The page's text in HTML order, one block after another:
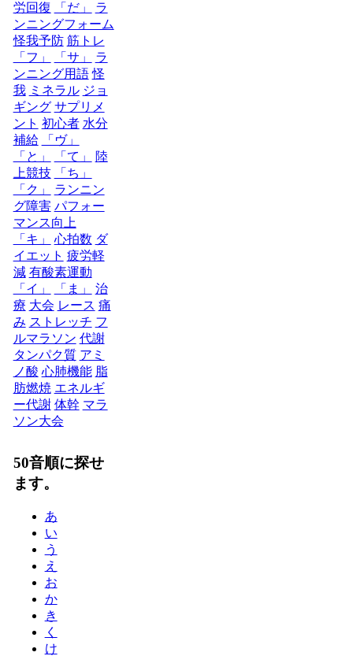
労回復
「だ」
ラ
ンニングフォーム
怪我予防 筋トレ
「フ」
「サ」
ラ
ンニング用語 怪
我 ミネラル ジョ
ギング サプリメ
ント 初心者 水分
補給
「ヴ」
「と」
「て」
陸
上競技
「ち」
「ク」
ランニン
グ障害 パフォー
マンス向上
「キ」
心拍数 ダ
イエット 疲労軽
減 有酸素運動
「イ」
「ま」
治
療 大会 レース 痛
み ストレッチ フ
ルマラソン 代謝
タンパク質 アミ
ノ酸 心肺機能 脂
肪燃焼 エネルギ
ー代謝 体幹 マラ
ソン大会
50音順に探せ
ます。
あ
い
う
え
お
か
き
く
け